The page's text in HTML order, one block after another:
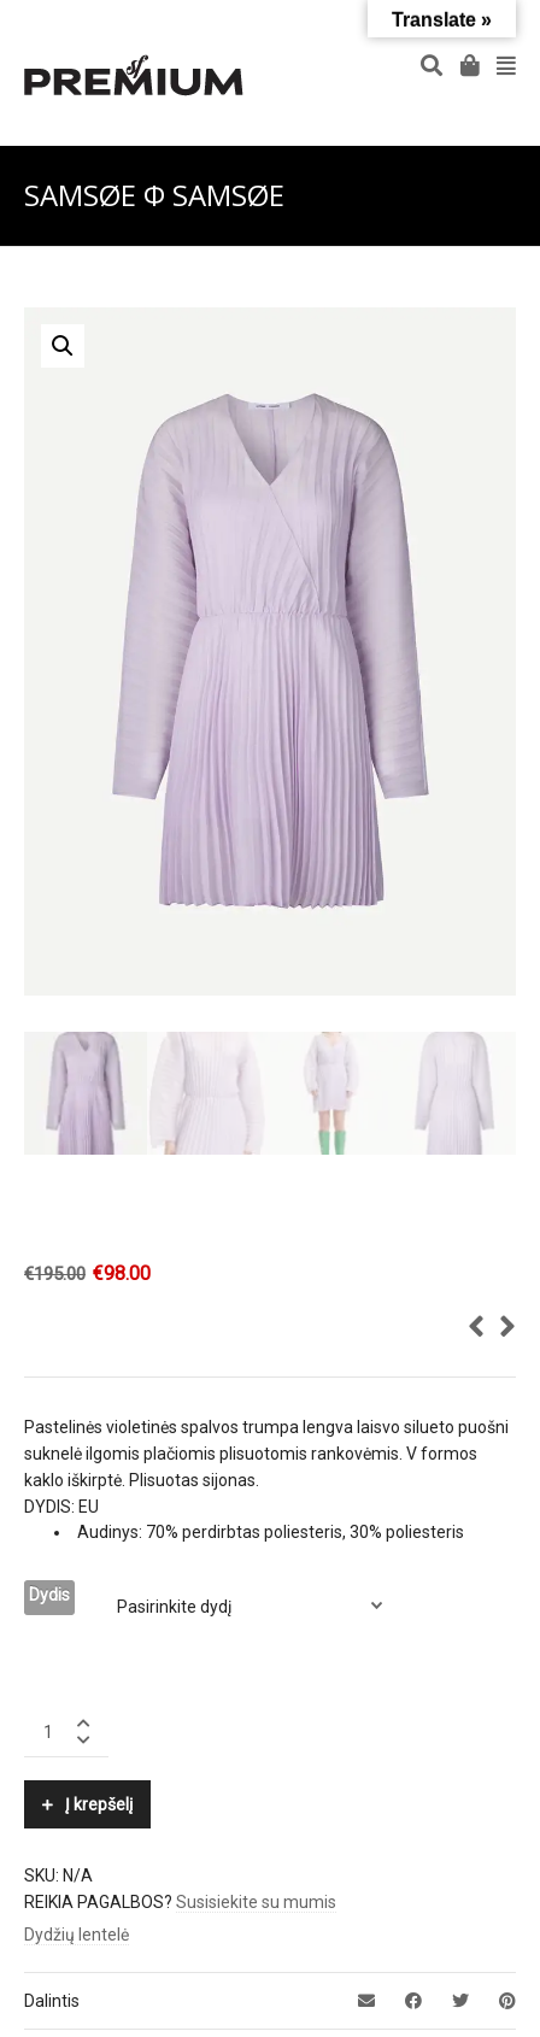
SAMSØE Φ SAMSØE
€195.00 €98.00
Pastelinės violetinės spalvos trumpa lengva laisvo silueto puošni
suknelė ilgomis plačiomis plisuotomis rankovėmis. V formos
kaklo iškirptė. Plisuotas sijonas.
DYDIS: EU
Audinys: 70% perdirbtas poliesteris, 30% poliesteris
Dydis
SAMSØE
Į krepšelį
SKU: N/A
REIKIA PAGALBOS? Susisiekite su mumis
Dydžių lentelė
Dalintis
Translate »